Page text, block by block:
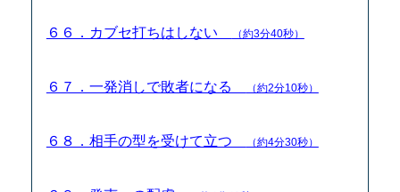
６６．カブセ打ちはしない （約3分40秒）
６７．一発消しで敗者になる （約2分10秒）
６８．相手の型を受けて立つ （約4分30秒）